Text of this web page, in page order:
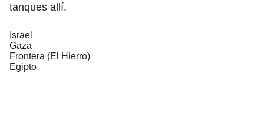
tanques allí.
Israel
Gaza
Frontera (El Hierro)
Egipto